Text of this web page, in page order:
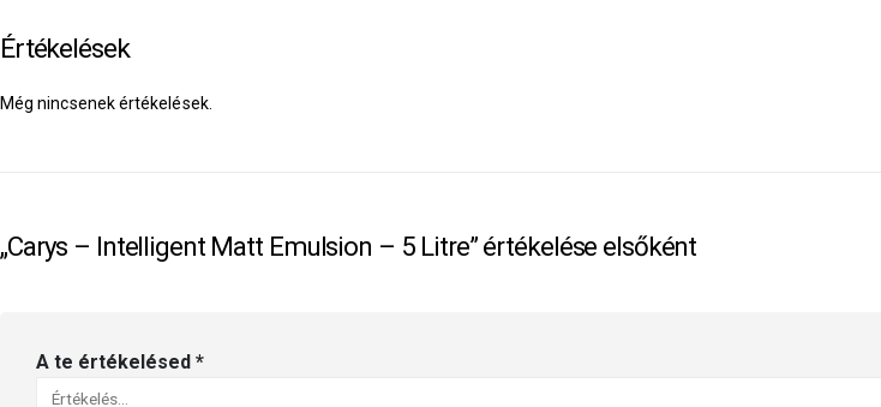
Értékelések
Még nincsenek értékelések.
„Carys – Intelligent Matt Emulsion – 5 Litre” értékelése elsőként
A te értékelésed *